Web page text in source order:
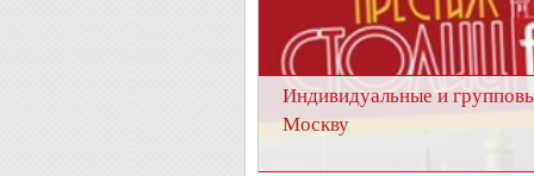
Индивидуальные и
Москву